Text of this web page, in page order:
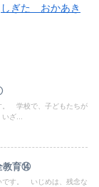
しぎた おかあき
。 学校で、子どもたちが
いざ...
教育⑭
です。 いじめは、残念な